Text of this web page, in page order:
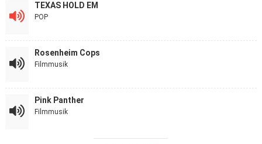
TEXAS HOLD EM
POP
Rosenheim Cops
Filmmusik
Pink Panther
Filmmusik